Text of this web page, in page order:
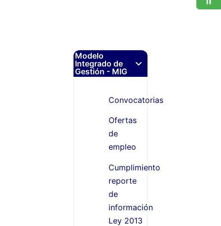
Modelo
Integrado de
Gestión - MIG
Convocatorias
Ofertas
de
empleo
Cumplimiento
reporte
de
información
Ley 2013